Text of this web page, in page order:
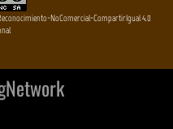
NoComercial-CompartirIgual 4.0